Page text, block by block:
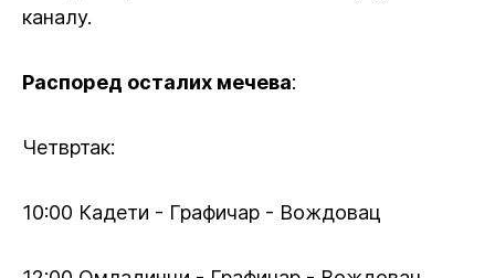
каналу.
Распоред осталих мечева:
Четвртак:
10:00 Кадети - Графичар - Вождовац